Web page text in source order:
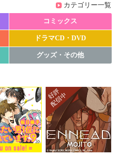
カテゴリー一覧
コミックス
ドラマCD・DVD
グッズ・その他